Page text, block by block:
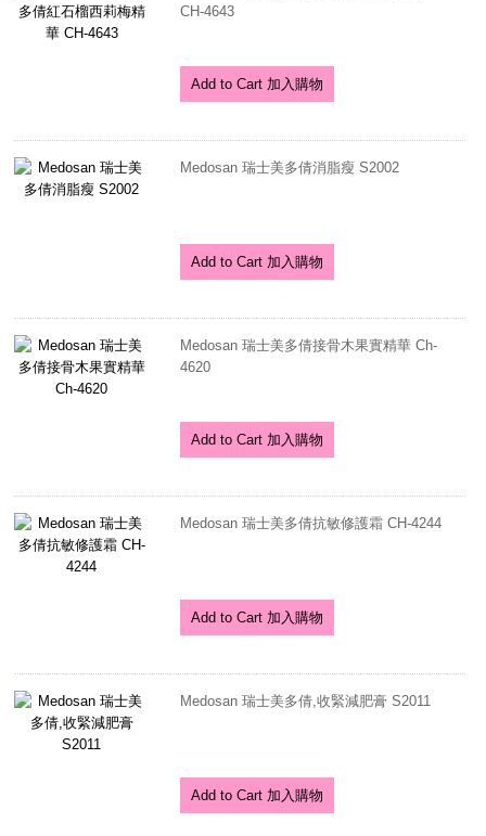
CH-4643
Add to Cart 加入購物
Medosan 瑞士美多倩消脂瘦 S2002
Add to Cart 加入購物
Medosan 瑞士美多倩接骨木果實精華 Ch-
4620
Add to Cart 加入購物
Medosan 瑞士美多倩抗敏修護霜 CH-4244
Add to Cart 加入購物
Medosan 瑞士美多倩,收緊減肥膏 S2011
Add to Cart 加入購物